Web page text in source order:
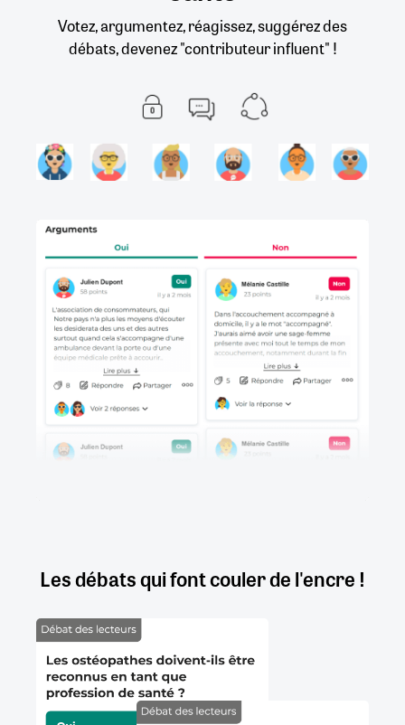
Votez, argumentez, réagissez, suggérez des
débats, devenez "contributeur influent" !
Les débats qui font couler de l'encre !